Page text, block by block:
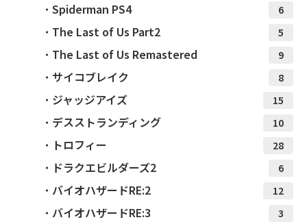
Spiderman PS4 6
The Last of Us Part2 5
The Last of Us Remastered 9
サイコブレイク 8
ジャッジアイズ 15
デスストランディング 10
トロフィー 28
ドラクエビルダーズ2 6
バイオハザードRE:2 12
バイオハザードRE:3 3